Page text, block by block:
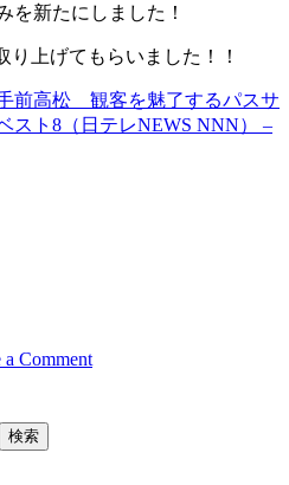
を新たにしました！
り上げてもらいました！！
前高松 観客を魅了するパスサ
スト8（日テレNEWS NNN） –
a Commenton
検索